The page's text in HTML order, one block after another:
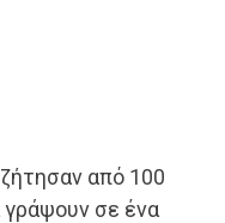
από 100
γράψουν σε ένα